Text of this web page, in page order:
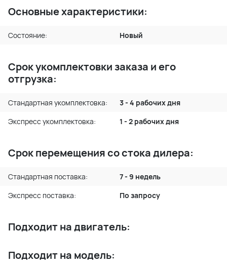
Основные характеристики:
Состояние: Новый
Срок укомплектовки заказа и его
отгрузка:
Стандартная укомплектовка:
3 - 4 рабочих дня
Экспресс укомплектовка:
1 - 2 рабочих дня
Срок перемещения со стока дилера:
Стандартная поставка:
7 - 9 недель
Экспресс поставка:
По запросу
Подходит на двигатель:
Подходит на модель: